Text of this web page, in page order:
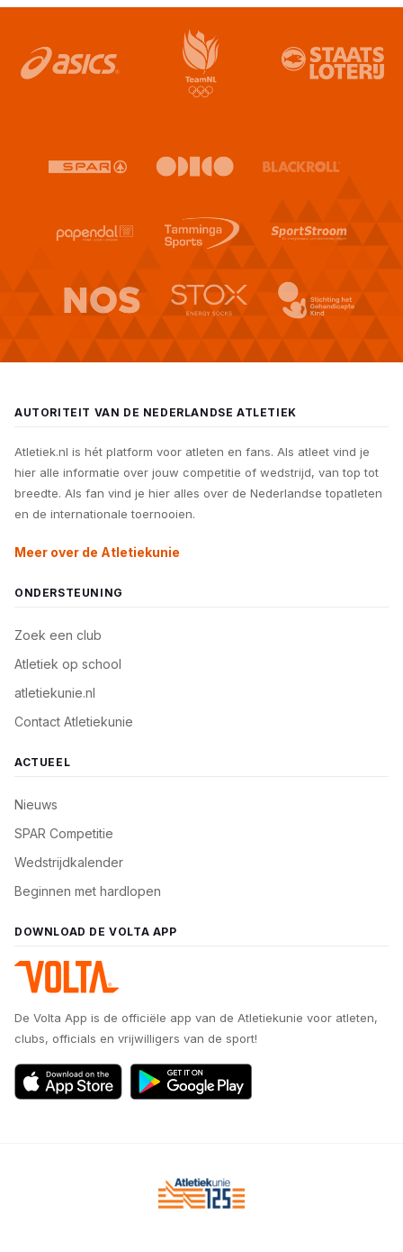
AUTORITEIT VAN DE NEDERLANDSE ATLETIEK
Atletiek.nl is hét platform voor atleten en fans. Als atleet vind je
hier alle informatie over jouw competitie of wedstrijd, van top tot
breedte. Als fan vind je hier alles over de Nederlandse topatleten
en de internationale toernooien.
Meer over de Atletiekunie
ONDERSTEUNING
Zoek een club
Atletiek op school
atletiekunie.nl
Contact Atletiekunie
ACTUEEL
Nieuws
SPAR Competitie
Wedstrijdkalender
Beginnen met hardlopen
DOWNLOAD DE VOLTA APP
De Volta App is de officiële app van de Atletiekunie voor atleten,
clubs, officials en vrijwilligers van de sport!